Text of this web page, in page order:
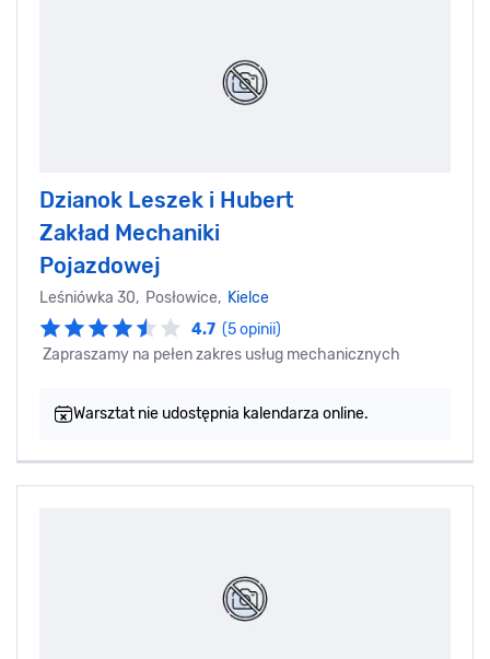
Dzianok Leszek i Hubert
Zakład Mechaniki
Pojazdowej
Leśniówka 30, Posłowice, Kielce
4.7 (5 opinii)
Zapraszamy na pełen zakres usług mechanicznych
Warsztat nie udostępnia kalendarza online.